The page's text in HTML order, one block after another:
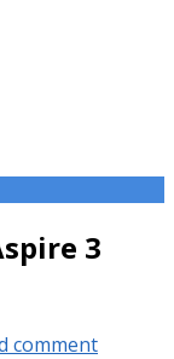
3
comment